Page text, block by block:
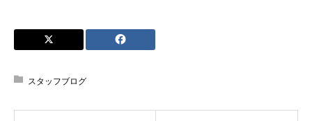
スタッフブログ